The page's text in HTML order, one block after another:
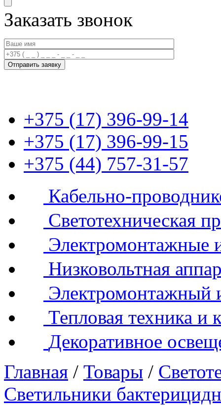
Заказать звонок
+375 (17) 396-99-14
+375 (17) 396-99-15
+375 (44) 757-31-57
Кабельно-
Светотехническая
Электромонтажные
Низковольтная
Электромонтажный
Тепловая техника и
Декоративное
Главная / Товары /
Светильники